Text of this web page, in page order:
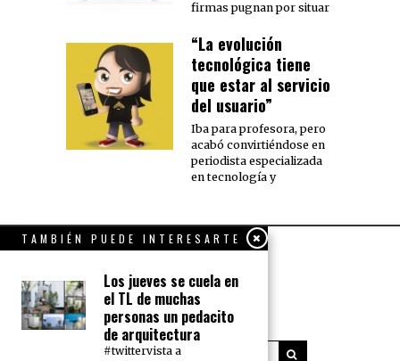
firmas pugnan por situar
“La evolución
tecnológica tiene
que estar al servicio
del usuario”
Iba para profesora, pero
acabó convirtiéndose en
periodista especializada
en tecnología y
TAMBIÉN PUEDE INTERESARTE
Los jueves se cuela en
el TL de muchas
personas un pedacito
de arquitectura
#twittervista a